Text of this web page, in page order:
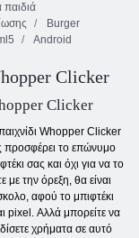
παιδιά
Burger
Android
Clicker
Clicker
Whopper Clicker
προσφέρει το επώνυμο
σας και όχι για να το
με την όρεξη, θα είναι
αφού το μπιφτέκι
pixel. Αλλά μπορείτε να
χρήματα σε αυτό